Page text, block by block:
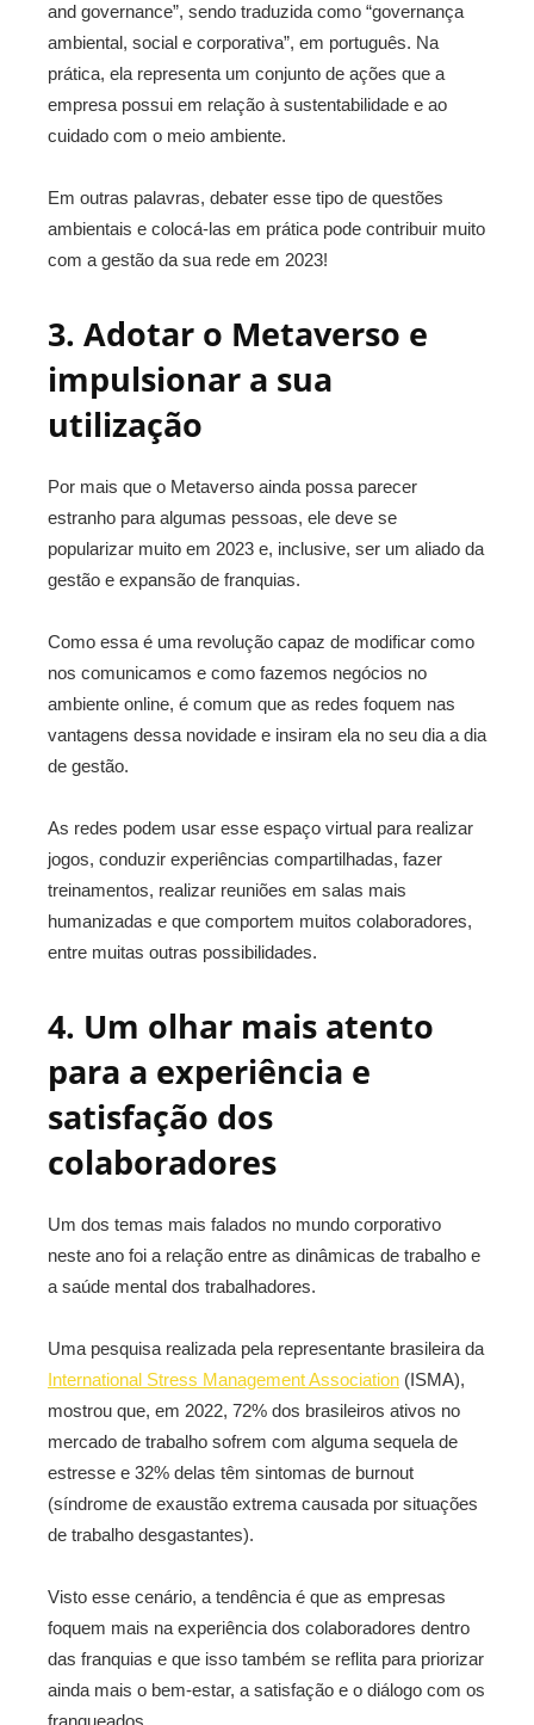
and governance”, sendo traduzida como “governança
ambiental, social e corporativa”, em português. Na
prática, ela representa um conjunto de ações que a
empresa possui em relação à sustentabilidade e ao
cuidado com o meio ambiente.
Em outras palavras, debater esse tipo de questões
ambientais e colocá-las em prática pode contribuir muito
com a gestão da sua rede em 2023!
3. Adotar o Metaverso e
impulsionar a sua
utilização
Por mais que o Metaverso ainda possa parecer
estranho para algumas pessoas, ele deve se
popularizar muito em 2023 e, inclusive, ser um aliado da
gestão e expansão de franquias.
Como essa é uma revolução capaz de modificar como
nos comunicamos e como fazemos negócios no
ambiente online, é comum que as redes foquem nas
vantagens dessa novidade e insiram ela no seu dia a dia
de gestão.
As redes podem usar esse espaço virtual para realizar
jogos, conduzir experiências compartilhadas, fazer
treinamentos, realizar reuniões em salas mais
humanizadas e que comportem muitos colaboradores,
entre muitas outras possibilidades.
4. Um olhar mais atento
para a experiência e
satisfação dos
colaboradores
Um dos temas mais falados no mundo corporativo
neste ano foi a relação entre as dinâmicas de trabalho e
a saúde mental dos trabalhadores.
Uma pesquisa realizada pela representante brasileira da
International Stress Management Association (ISMA),
mostrou que, em 2022, 72% dos brasileiros ativos no
mercado de trabalho sofrem com alguma sequela de
estresse e 32% delas têm sintomas de burnout
(síndrome de exaustão extrema causada por situações
de trabalho desgastantes).
Visto esse cenário, a tendência é que as empresas
foquem mais na experiência dos colaboradores dentro
das franquias e que isso também se reflita para priorizar
ainda mais o bem-estar, a satisfação e o diálogo com os
franqueados.